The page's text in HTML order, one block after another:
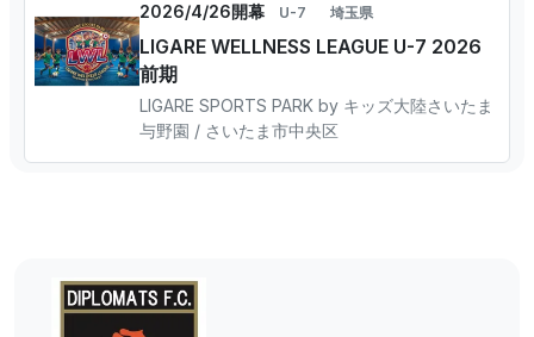
2026/4/26開幕 U-7 埼玉県
LIGARE WELLNESS LEAGUE U-7 2026
前期
LIGARE SPORTS PARK by キッズ大陸さいたま
与野園 / さいたま市中央区